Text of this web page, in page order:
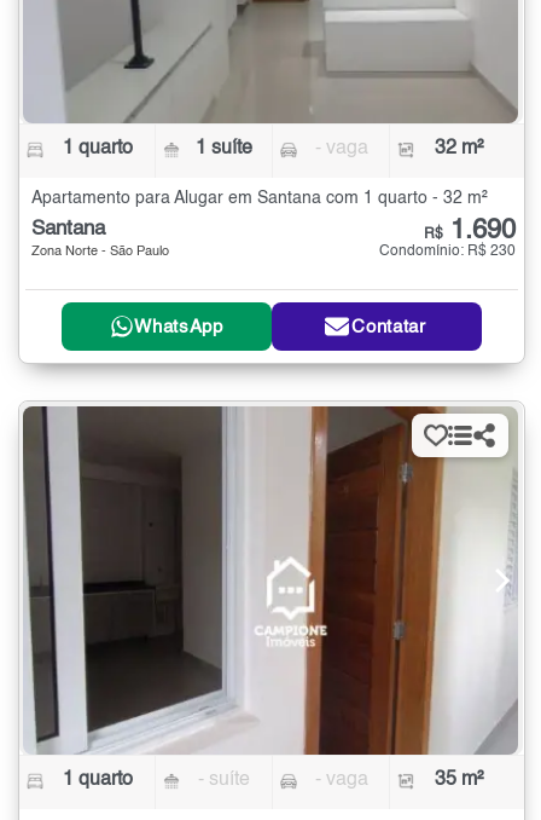
1 quarto 1 suíte - vaga 32 m²
Apartamento para Alugar em Santana com 1 quarto - 32 m²
Santana
Zona Norte - São Paulo
R$ 1.690
Condomínio: R$ 230
WhatsApp Contatar
1 quarto - suíte - vaga 35 m²